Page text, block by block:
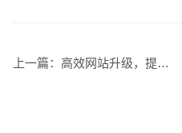
上一篇： 高效网站升级，提升网站整体表现